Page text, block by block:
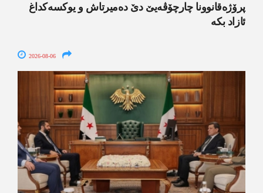
پرۆژەقانوونا چارچۆڤەیێ دێ دەمیرتاش و یوکسەکداغ
ئازاد بکە
2026-08-06